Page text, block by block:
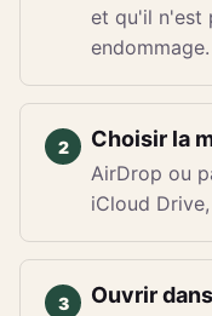
et qu'il n'est
endommage.
Choisir la
AirDrop ou
iCloud
Ouvrir